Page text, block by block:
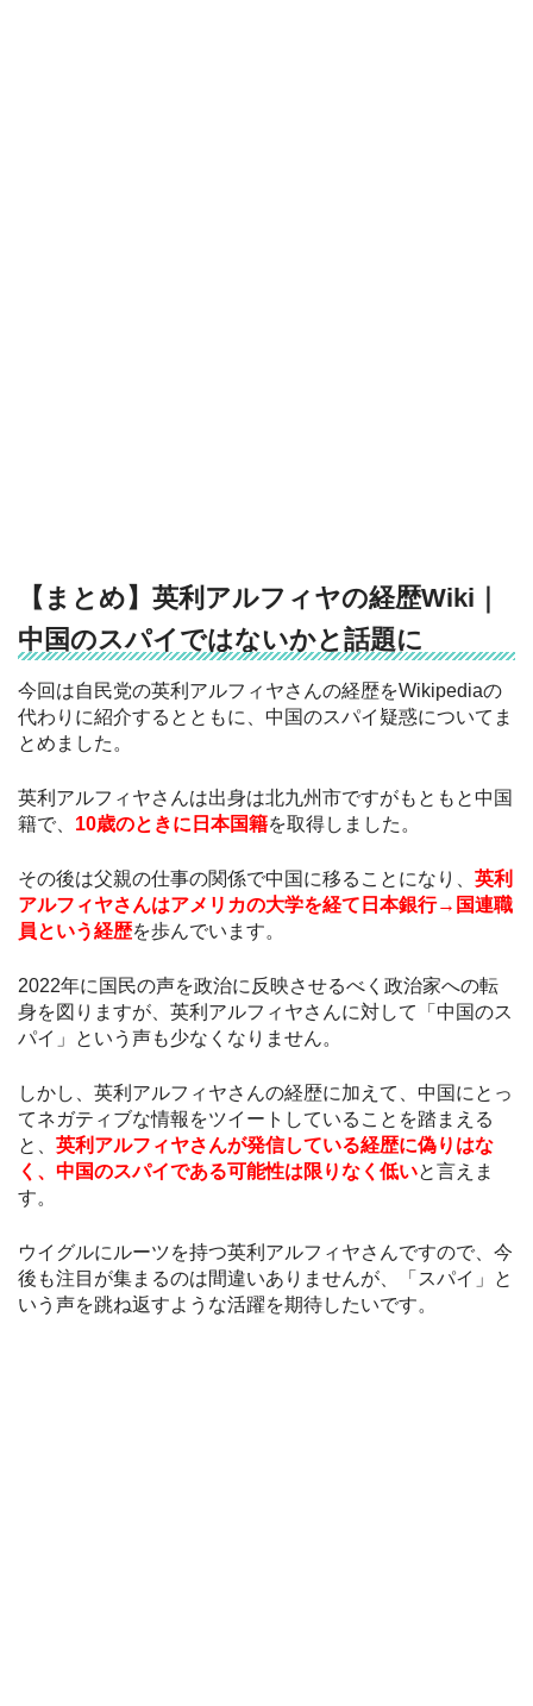
【まとめ】英利アルフィヤの経歴Wiki｜
中国のスパイではないかと話題に
今回は自民党の英利アルフィヤさんの経歴をWikipediaの
代わりに紹介するとともに、中国のスパイ疑惑についてま
とめました。
英利アルフィヤさんは出身は北九州市ですがもともと中国
籍で、 10歳のときに日本国籍を取得しました。
その後は父親の仕事の関係で中国に移ることになり、 英利
アルフィヤさんはアメリカの大学を経て日本銀行→国連職
員という経歴を歩んでいます。
2022年に国民の声を政治に反映させるべく政治家への転
身を図りますが、英利アルフィヤさんに対して「中国のス
パイ」という声も少なくなりません。
しかし、英利アルフィヤさんの経歴に加えて、中国にとっ
てネガティブな情報をツイートしていることを踏まえる
と、 英利アルフィヤさんが発信している経歴に偽りはな
く、中国のスパイである可能性は限りなく低いと言えま
す。
ウイグルにルーツを持つ英利アルフィヤさんですので、今
後も注目が集まるのは間違いありませんが、「スパイ」と
いう声を跳ね返すような活躍を期待したいです。